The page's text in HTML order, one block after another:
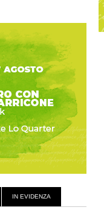
IN EVIDENZA